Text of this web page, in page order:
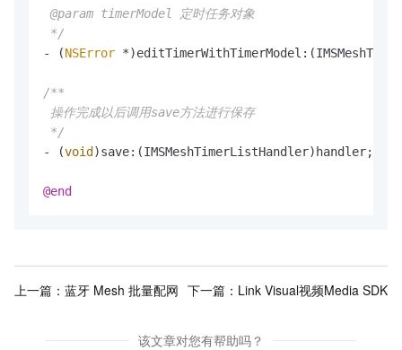
@param timerModel 定时任务对象
*/
- (NSError
/**
操作完成以后调用save方法进行保存
*/
- (void )save:(IMSMeshTimerListHandler)handler;
@end
上一篇： 蓝牙 Mesh 批量配网 下一篇： Link Visual视频Media SDK
该文章对您有帮助吗？